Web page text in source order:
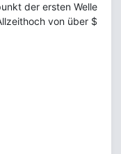
der ersten Welle
von über $